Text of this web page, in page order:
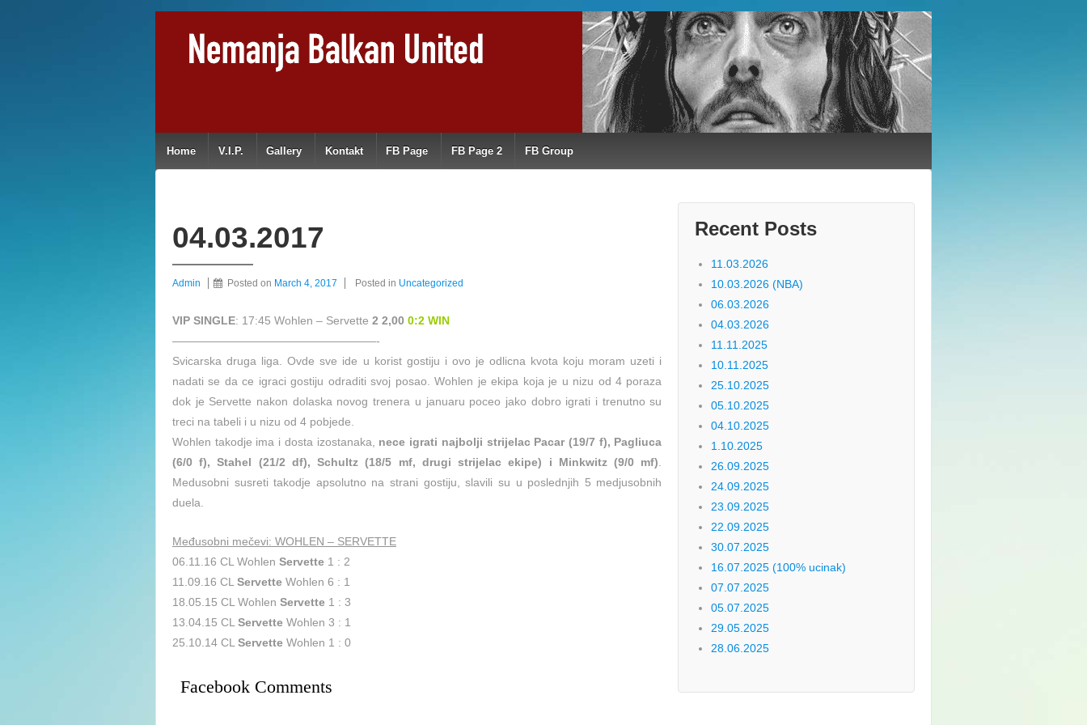
Home V.I.P. Gallery Kontakt FB Page FB Page 2 FB Group
04.03.2017
Admin Posted on March 4, 2017 Posted in Uncategorized
VIP SINGLE: 17:45 Wohlen – Servette 2 2,00 0:2 WIN
——————————————————-
Svicarska druga liga. Ovde sve ide u korist gostiju i ovo je odlicna kvota koju moram uzeti i
nadati se da ce igraci gostiju odraditi svoj posao. Wohlen je ekipa koja je u nizu od 4 poraza
dok je Servette nakon dolaska novog trenera u januaru poceo jako dobro igrati i trenutno su
treci na tabeli i u nizu od 4 pobjede.
Wohlen takodje ima i dosta izostanaka, nece igrati najbolji strijelac Pacar (19/7 f), Pagliuca
(6/0 f), Stahel (21/2 df), Schultz (18/5 mf, drugi strijelac ekipe) i Minkwitz (9/0 mf)
Medusobni susreti takodje apsolutno na strani gostiju, slavili su u poslednjih 5 medjusobnih
duela.
Međusobni mečevi: WOHLEN – SERVETTE
06.11.16 CL Wohlen Servette 1 : 2
11.09.16 CL Servette Wohlen 6 : 1
18.05.15 CL Wohlen Servette 1 : 3
13.04.15 CL Servette Wohlen 3 : 1
25.10.14 CL Servette Wohlen 1 : 0
Facebook Comments
Recent Posts
11.03.2026
10.03.2026 (NBA)
06.03.2026
04.03.2026
11.11.2025
10.11.2025
25.10.2025
05.10.2025
04.10.2025
1.10.2025
26.09.2025
24.09.2025
23.09.2025
22.09.2025
30.07.2025
16.07.2025 (100% ucinak)
07.07.2025
05.07.2025
29.05.2025
28.06.2025